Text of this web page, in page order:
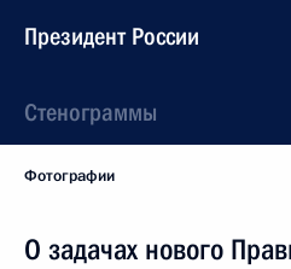
Президент России
Стенограммы
Фотографии
О задачах нового